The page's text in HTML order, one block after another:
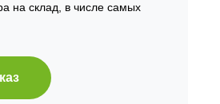
на склад, в числе самых